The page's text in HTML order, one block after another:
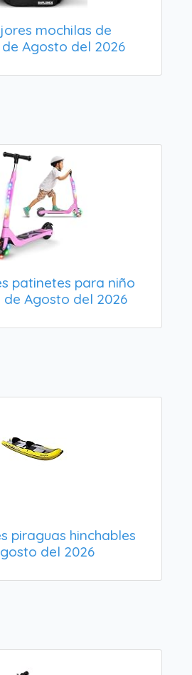
mochilas de
Agosto del 2026
patinetes para niño
de Agosto del 2026
piraguas hinchables
del 2026